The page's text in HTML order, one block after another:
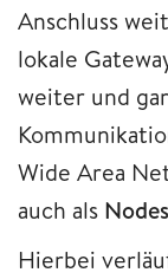
Anschluss
lokale
weiter und
Wide Area
auch als Nodes
Hierbei